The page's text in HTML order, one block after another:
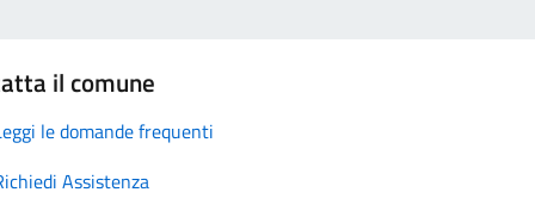
il comune
le domande frequenti
Assistenza